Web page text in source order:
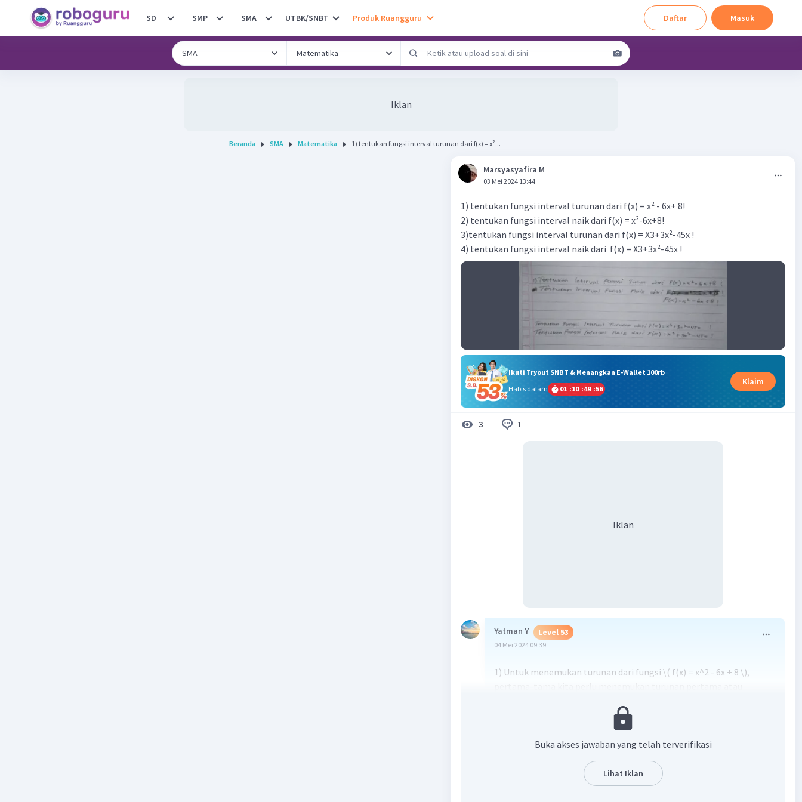
SD SMP SMA UTBK/SNBT Produk Ruangguru Daftar Masuk
Iklan
Beranda SMA Matematika 1) tentukan fungsi interval turunan dari f(x) = x²...
Marsyasyafira M
03 Mei 2024 13:44
1) tentukan fungsi interval turunan dari f(x) = x² - 6x+ 8!
2) tentukan fungsi interval naik dari f(x) = x²-6x+8!
3)tentukan fungsi interval turunan dari f(x) = X3+3x²-45x !
4) tentukan fungsi interval naik dari f(x) = X3+3x²-45x !
Ikuti Tryout SNBT & Menangkan E-Wallet 100rb
Habis dalam
01 :10 :49 :56
Klaim
3 1
Iklan
Yatman Y Level 53
04 Mei 2024 09:39
1) Untuk menemukan turunan dari fungsi \( f(x) = x^2 - 6x + 8 \),
tanda turunan untuk menentukan interval mana di mana fungsi itu
Untuk \( f(x) = x^2 - 6x + 8 \):
Jika kita ingin mengetahui di mana fungsi \( f(x) \) meningkat atau
menurun, kita perlu mencari akar dari turunan pertama \( f'(x) \) dan
Buka akses jawaban yang telah terverifikasi
Lihat Iklan